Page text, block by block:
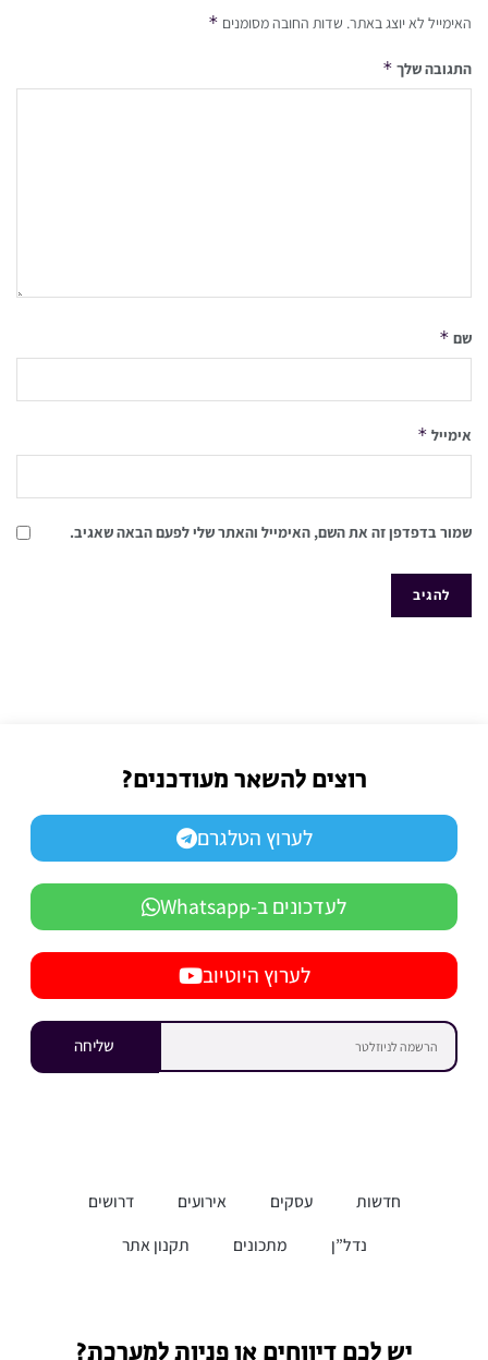
האימייל לא יוצג באתר. שדות החובה מסומנים *
התגובה שלך *
שם *
אימייל *
שמור בדפדפן זה את השם, האימייל והאתר שלי לפעם הבאה שאגיב.
רוצים להשאר מעודכנים?
לערוץ הטלגרם
לעדכונים ב-Whatsapp
לערוץ היוטיוב
שליחה
חדשות עסקים אירועים
דרושים
נדל”ן
מתכונים תקנון אתר
יש לכם דיווחים או פניות למערכת?